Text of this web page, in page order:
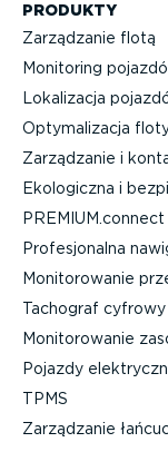
PRODUKTY
Zarządzanie flotą
Monitoring
Lokalizacja
Optyma­li­zacja
Zarządzanie i
Ekologiczna i
PREMIUM.connect
Profe­sjo­nalna
Monito­ro­wanie
Tachograf cyfrowy
Monito­ro­wanie
Pojazdy
TPMS
Zarządzanie